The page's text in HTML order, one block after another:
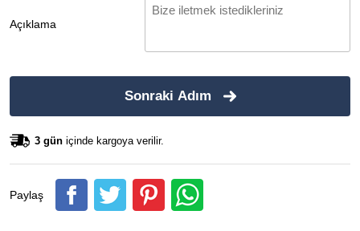
Açıklama
Sonraki Adım
3 gün içinde kargoya verilir.
Paylaş